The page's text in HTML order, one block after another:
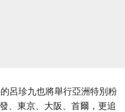
呂珍九也將舉行亞洲特別粉
、東京、大阪、首爾，更追